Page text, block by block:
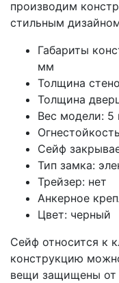
производим
стильным
Габариты
мм
Толщина
Толщина
Вес модели: 5
Сейф
Тип замка:
Трейзер: нет
Анкерное
Цвет: черный
Сейф относится к
конструкцию
вещи защищены от